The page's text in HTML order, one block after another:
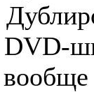
DVD-